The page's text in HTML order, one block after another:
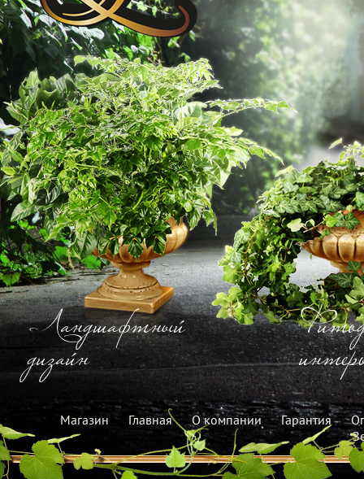
Ландшафтный
дизайн
Магазин Главная О компании Гарантия